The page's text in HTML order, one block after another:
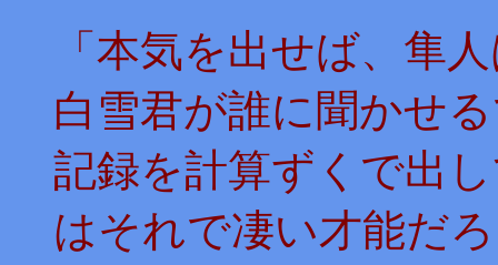
「本気を出せば、隼
白雪君が誰に聞かせ
記録を計算ずくで出
はそれで凄い才能だ